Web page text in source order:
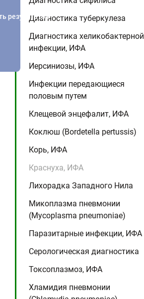
Диагностика туберкулеза
Диагностика хеликобактерной
инфекции, ИФА
Иерсиниозы, ИФА
Инфекции передающиеся
половым путем
Клещевой энцефалит, ИФА
Коклюш (Bordetella pertussis)
Корь, ИФА
Краснуха, ИФА
Лихорадка Западного Нила
Микоплазма пневмонии
(Mycoplasma pneumoniae)
Паразитарные инфекции, ИФА
Серологическая диагностика
Токсоплазмоз, ИФА
Хламидия пневмонии
результатов